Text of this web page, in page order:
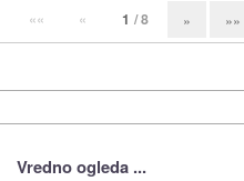
«« « 1 / 8 » »»
Vredno ogleda ...